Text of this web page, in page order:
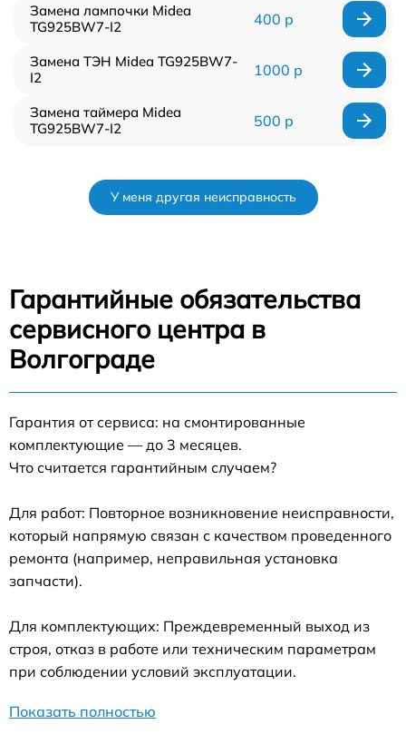
Замена лампочки Midea
TG925BW7-I2
400 р
Замена ТЭН Midea TG925BW7-
I2
1000 р
Замена таймера Midea
TG925BW7-I2
500 р
У меня другая неисправность
Гарантийные обязательства
сервисного центра в
Волгограде
Гарантия от сервиса: на смонтированные
комплектующие — до 3 месяцев.
Что считается гарантийным случаем?
Для работ: Повторное возникновение неисправности,
который напрямую связан с качеством проведенного
ремонта (например, неправильная установка
запчасти).
Для комплектующих: Преждевременный выход из
строя, отказ в работе или техническим параметрам
при соблюдении условий эксплуатации.
Показать полностью